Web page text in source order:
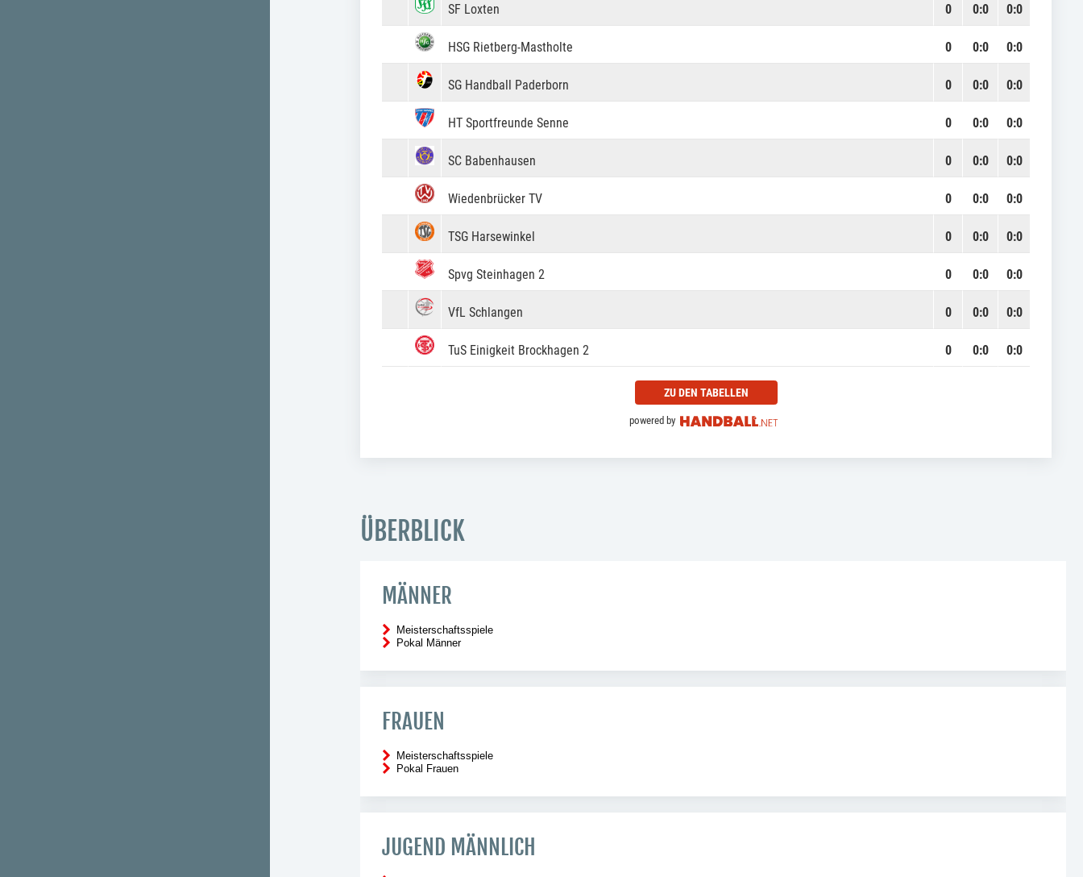
SF Loxten 0 0:0 0:0
HSG Rietberg-Mastholte 0 0:0 0:0
SG Handball Paderborn 0 0:0 0:0
HT Sportfreunde Senne 0 0:0 0:0
SC Babenhausen 0 0:0 0:0
Wiedenbrücker TV 0 0:0 0:0
TSG Harsewinkel 0 0:0 0:0
Spvg Steinhagen 2 0 0:0 0:0
VfL Schlangen 0 0:0 0:0
TuS Einigkeit Brockhagen 2 0 0:0 0:0
ZU DEN TABELLEN
powered by
ÜBERBLICK
MÄNNER
Meisterschaftsspiele
Pokal Männer
FRAUEN
Meisterschaftsspiele
Pokal Frauen
JUGEND MÄNNLICH